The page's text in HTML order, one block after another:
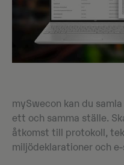
mySwecon kan du
ett och samma ställe.
åtkomst till protokoll,
miljödeklarationer och